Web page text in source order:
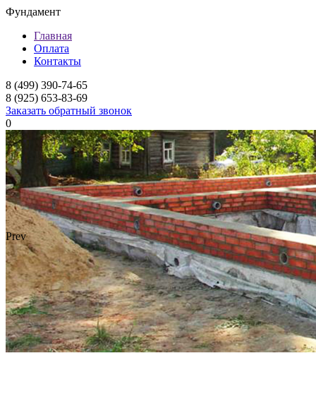
Фундамент
Главная
Оплата
Контакты
8 (499) 390-74-65
8 (925) 653-83-69
Заказать обратный звонок
0
Prev
Фундамент для дома
Мелкозаглубленный
Ленточный
Заглубленный
Свайный фундамент